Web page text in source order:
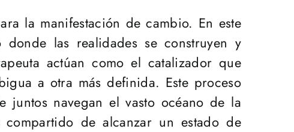
la manifestación de cambio. En este
las realidades se construyen y
actúan como el catalizador que
a otra más definida. Este proceso
juntos navegan el vasto océano de la
de alcanzar un estado de